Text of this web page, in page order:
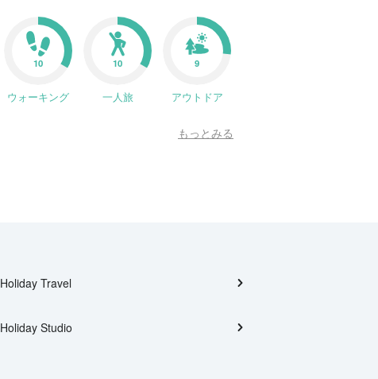
10
ウォーキング
10
一人旅
9
アウトドア
もっとみる
Holiday Travel
Holiday Studio